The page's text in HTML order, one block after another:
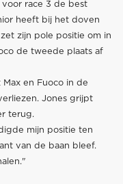
race 3 de best
heeft bij het doven
zijn pole positie om in
de tweede plaats af
en Fuoco in de
Jones grijpt
terug.
mijn positie ten
van de baan bleef.